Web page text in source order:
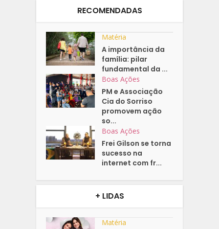
RECOMENDADAS
Matéria
A importância da
família: pilar
fundamental da ...
Boas Ações
PM e Associação
Cia do Sorriso
promovem ação
so...
Boas Ações
Frei Gilson se torna
sucesso na
internet com fr...
+ LIDAS
Matéria